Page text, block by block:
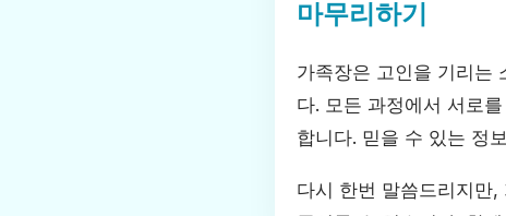
마무리하기
가족장은 고인을 기리는
다. 모든 과정에서 서로
합니다. 믿을 수 있는 정
다시 한번 말씀드리지만